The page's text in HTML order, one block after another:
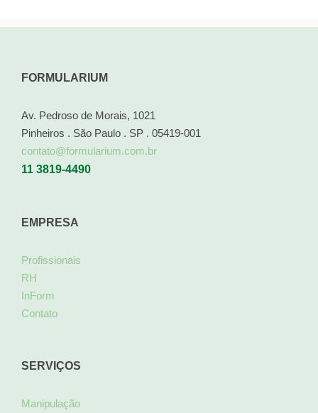
FORMULARIUM
Av. Pedroso de Morais, 1021
Pinheiros . São Paulo . SP . 05419-001
contato@formularium.com.br
11 3819-4490
EMPRESA
Profissionais
RH
InForm
Contato
SERVIÇOS
Manipulação